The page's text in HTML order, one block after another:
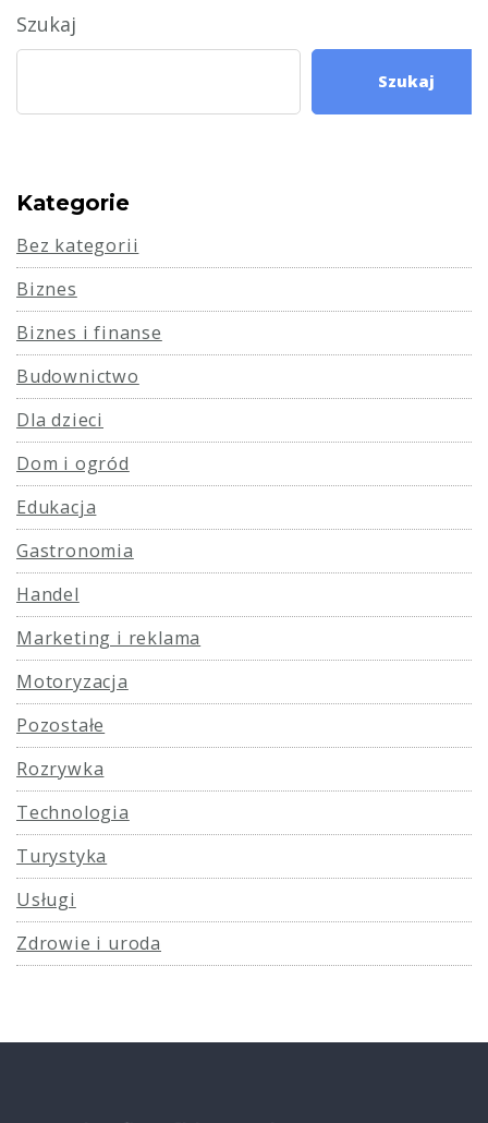
Szukaj
Szukaj
Kategorie
Bez kategorii
Biznes
Biznes i finanse
Budownictwo
Dla dzieci
Dom i ogród
Edukacja
Gastronomia
Handel
Marketing i reklama
Motoryzacja
Pozostałe
Rozrywka
Technologia
Turystyka
Usługi
Zdrowie i uroda